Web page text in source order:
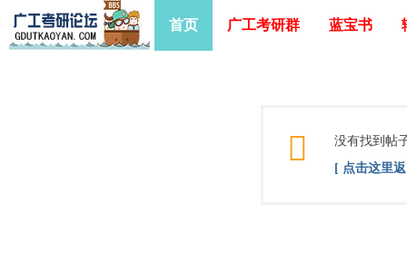
首页 广工考研群 蓝宝书
没有找到帖
[ 点击这里